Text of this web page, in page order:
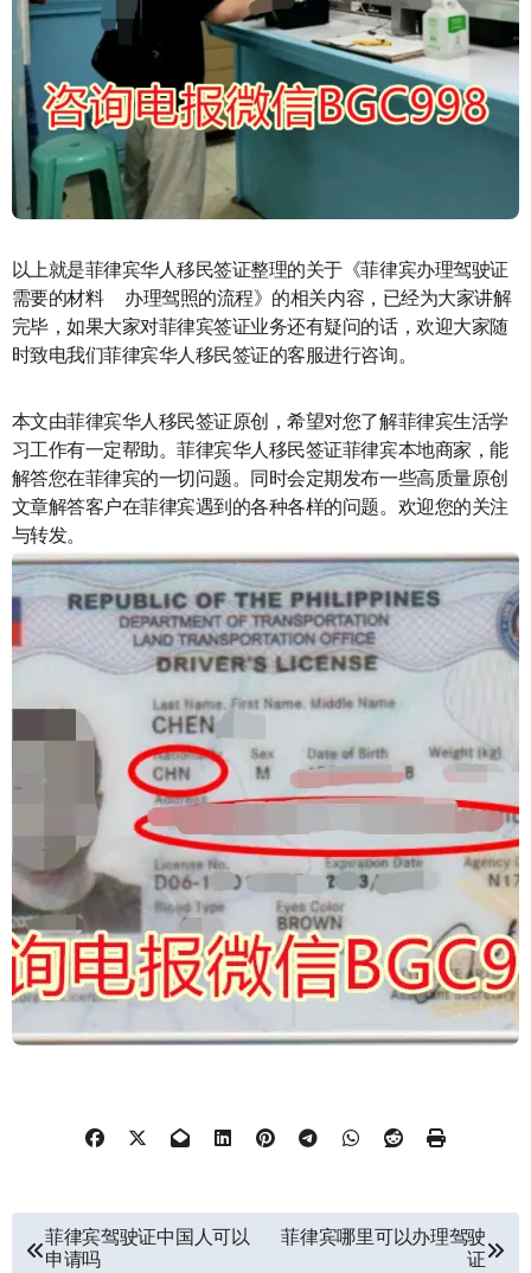
以上就是菲律宾华人移民签证整理的关于《菲律宾办理驾驶证
需要的材料 办理驾照的流程》的相关内容，已经为大家讲解
完毕，如果大家对菲律宾签证业务还有疑问的话，欢迎大家随
时致电我们菲律宾华人移民签证的客服进行咨询。
本文由菲律宾华人移民签证原创，希望对您了解菲律宾生活学
习工作有一定帮助。菲律宾华人移民签证菲律宾本地商家，能
解答您在菲律宾的一切问题。同时会定期发布一些高质量原创
文章解答客户在菲律宾遇到的各种各样的问题。欢迎您的关注
与转发。
菲律宾驾驶证中国人可以
申请吗
菲律宾哪里可以办理驾驶
证